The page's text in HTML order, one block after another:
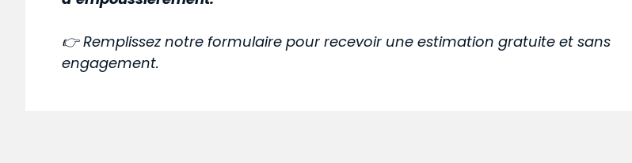
👉 Remplissez notre formulaire pour recevoir une estimation gratuite et sans
engagement.